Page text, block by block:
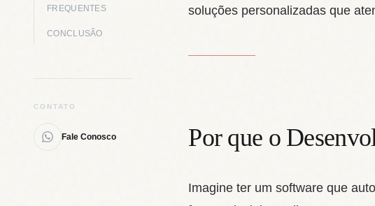
FREQUENTES
CONCLUSÃO
CONTATO
Fale Conosco
soluções personalizadas que
Por que o
Imagine ter um software que